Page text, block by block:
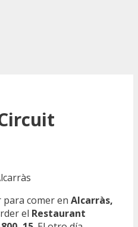
para comer en Alcarràs,
el Restaurant